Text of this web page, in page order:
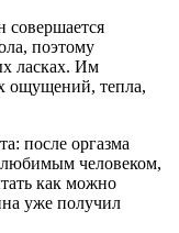
совершается
поэтому
ласках. Им
ощущений, тепла,
после оргазма
человеком,
как можно
уже получил